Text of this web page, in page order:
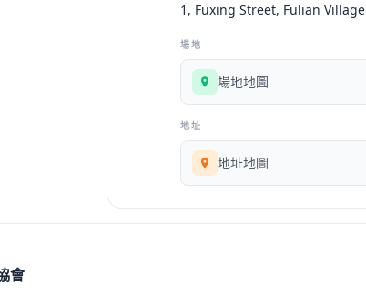
1, Fuxing Street, Fulian Village
場地
場地地圖
地址
地址地圖
會